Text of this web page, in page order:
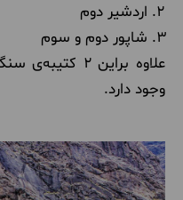
اردشیر دوم
شاپور دوم و سوم
علاوه براین 2
کتیبه‌ی
وجود دارد.